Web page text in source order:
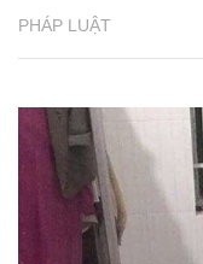
PHÁP LUẬT